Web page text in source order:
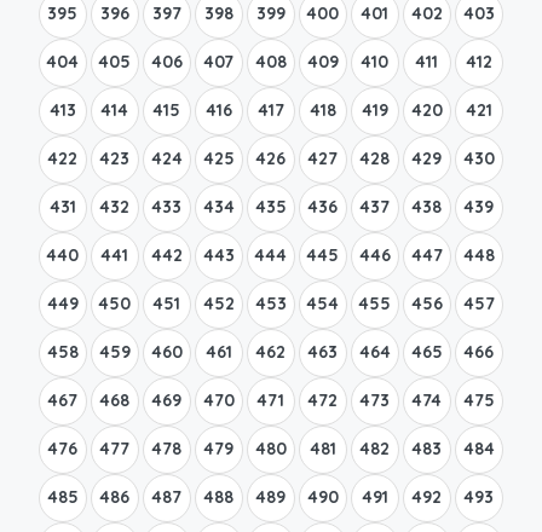
395 396 397 398 399 400 401 402 403
404 405 406 407 408 409 410 411 412
413 414 415 416 417 418 419 420 421
422 423 424 425 426 427 428 429 430
431 432 433 434 435 436 437 438 439
440 441 442 443 444 445 446 447 448
449 450 451 452 453 454 455 456 457
458 459 460 461 462 463 464 465 466
467 468 469 470 471 472 473 474 475
476 477 478 479 480 481 482 483 484
485 486 487 488 489 490 491 492 493